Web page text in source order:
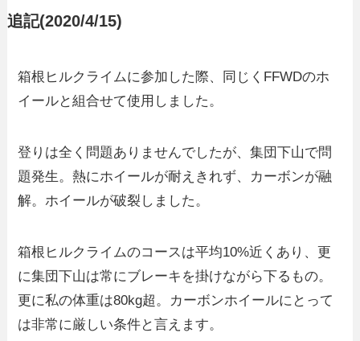
追記(2020/4/15)
箱根ヒルクライムに参加した際、同じくFFWDのホ
イールと組合せて使用しました。
登りは全く問題ありませんでしたが、集団下山で問
題発生。熱にホイールが耐えきれず、カーボンが融
解。ホイールが破裂しました。
箱根ヒルクライムのコースは平均10%近くあり、更
に集団下山は常にブレーキを掛けながら下るもの。
更に私の体重は80kg超。カーボンホイールにとって
は非常に厳しい条件と言えます。